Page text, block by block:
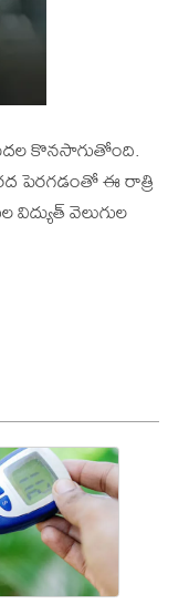
కొనసాగుతోంది.
పెరగడంతో ఈ రాత్రి
వెలుగుల